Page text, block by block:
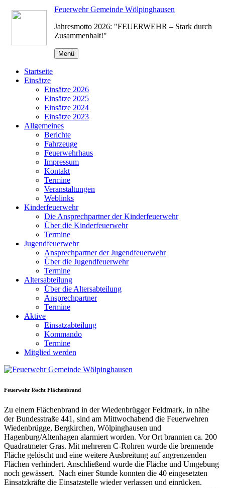
Zum
Inhalt
Feuerwehr Gemeinde Wölpinghausen
Jahresmotto 2026: "FEUERWEHR – Stark durch
Zusammenhalt!"
Menü
Startseite
Einsätze
Einsätze 2026
Einsätze 2025
Einsätze 2024
Einsätze 2023
Allgemeines
Berichte
Fahrzeuge
Feuerwehrhaus
Impressum
Kontakt
Termine
Veranstaltungen
Weblinks
Kinderfeuerwehr
Die Ansprechpartner der Kinderfeuerwehr
Über die Kinderfeuerwehr
Termine
Jugendfeuerwehr
Ansprechpartner der Jugendfeuerwehr
Über die Jugendfeuerwehr
Termine
Altersabteilung
Über die Altersabteilung
Ansprechpartner
Termine
Aktive
Einsatzabteilung
Kommando
Termine
Mitglied werden
Feuerwehr löscht Flächenbrand
Zu einem Flächenbrand in der Wiedenbrügger Feldmark, in nähe
der Bundesstraße 441, sind am Mittwochabend die Feuerwehren
Wiedenbrügge, Bergkirchen, Wölpinghausen und
Hagenburg/Altenhagen alarmiert worden. Vor Ort brannten ca. 200
Quadratmeter Gras. Mit mehreren C-Rohren wurde die brennende
Fläche gelöscht und eine weitere Ausbreitung auf angrenzenden
Flächen verhindert. Anschließend wurde die Fläche und Umgebung
noch gewässert. Nach einer Stunde konnten die 40 eingesetzten
Einsatzkräfte die Einsatzstelle wieder verlassen und einrücken.